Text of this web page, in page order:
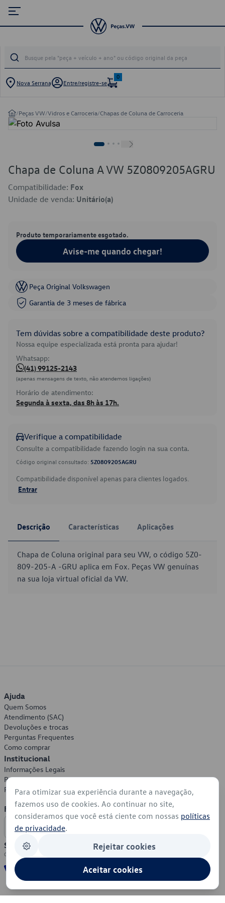
Nova Serrana Entre/registre-se
0
/Peças VW/Vidros e Carroceria/Chapas de Coluna de Carroceria
Chapa de Coluna A VW 5Z0809205AGRU
Compatibilidade: Fox
Unidade de venda: Unitário(a)
Produto temporariamente esgotado.
Avise-me quando chegar!
Peça Original Volkswagen
Garantia de 3 meses de fábrica
Tem dúvidas sobre a compatibilidade deste produto?
Nossa equipe especializada está pronta para ajudar!
Whatsapp:
(41) 99125-2143
(apenas mensagens de texto, não atendemos ligações)
Horário de atendimento:
Segunda à sexta, das 8h às 17h.
Verifique a compatibilidade
Consulte a compatibilidade fazendo login na sua conta.
Código original consultado: 5Z0809205AGRU
Compatibilidade disponível apenas para clientes logados.
Entrar
Descrição Características Aplicações
Chapa de Coluna original para seu VW, o código 5Z0-
809-205-A -GRU aplica em Fox. Peças VW genuínas
na sua loja virtual oficial da VW.
Ajuda
Quem Somos
Atendimento (SAC)
Devoluções e trocas
Perguntas Frequentes
Como comprar
Institucional
Informações Legais
Política de Privacidade
Política de Cookies
Formas de Pagamento
Segurança
Para otimizar sua experiência durante a navegação,
fazemos uso de cookies. Ao continuar no site,
consideramos que você está ciente com nossas políticas
de privacidade.
Rejeitar cookies
Aceitar cookies